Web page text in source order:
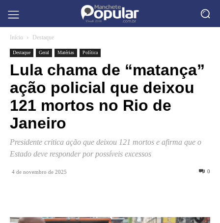
Início Destaque
Destaque Geral Matérias Política
Lula chama de “matança”
ação policial que deixou
121 mortos no Rio de
Janeiro
Presidente critica ação que deixou 121 mortos e afirma que o
Estado deve responder por possíveis excessos
4 de novembro de 2025 0